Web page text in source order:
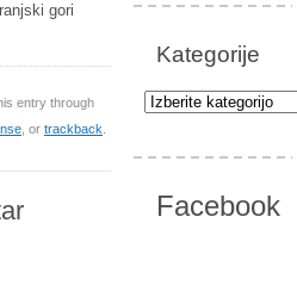
gori
entry through
, or trackback
Kategorije
Kategorije
Facebook